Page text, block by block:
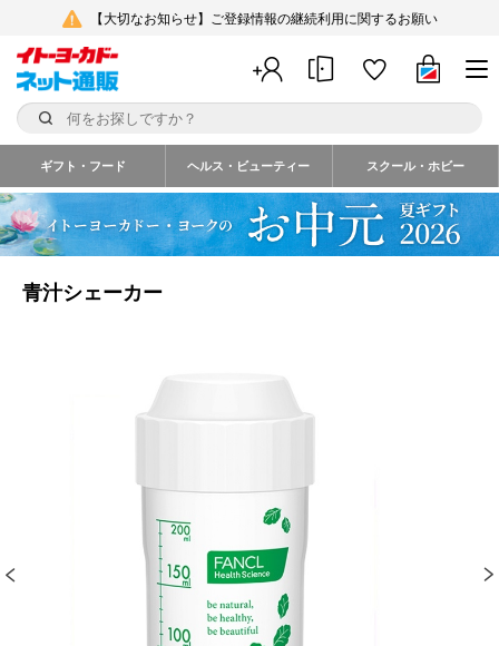
【大切なお知らせ】ご登録情報の継続利用に関するお願い
ギフト・フード ヘルス・ビューティー スクール・ホビー
青汁シェーカー